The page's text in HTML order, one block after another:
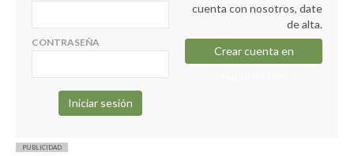
CONTRASEÑA
cuenta con nosotros, date
de alta.
Crear cuenta en
PUBLICIDAD